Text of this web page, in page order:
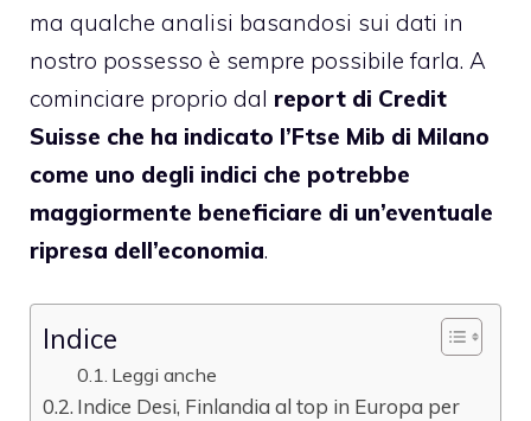
ma qualche analisi basandosi sui dati in
nostro possesso è sempre possibile farla. A
cominciare proprio dal report di Credit
Suisse che ha indicato l’Ftse Mib di Milano
come uno degli indici che potrebbe
maggiormente beneficiare di un’eventuale
ripresa dell’economia.
Indice
Leggi anche
Indice Desi, Finlandia al top in Europa per